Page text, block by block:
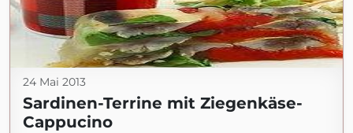
24 Mai 2013
Sardinen-Terrine mit Ziegenkäse-
Cappucino